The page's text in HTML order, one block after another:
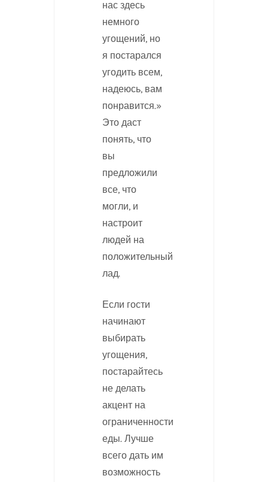
нас здесь
немного
угощений, но
я постарался
угодить всем,
надеюсь, вам
понравится.»
Это даст
понять, что
вы
предложили
все, что
могли, и
настроит
людей на
положительный
лад.
Если гости
начинают
выбирать
угощения,
постарайтесь
не делать
акцент на
ограниченности
еды. Лучше
всего дать им
возможность